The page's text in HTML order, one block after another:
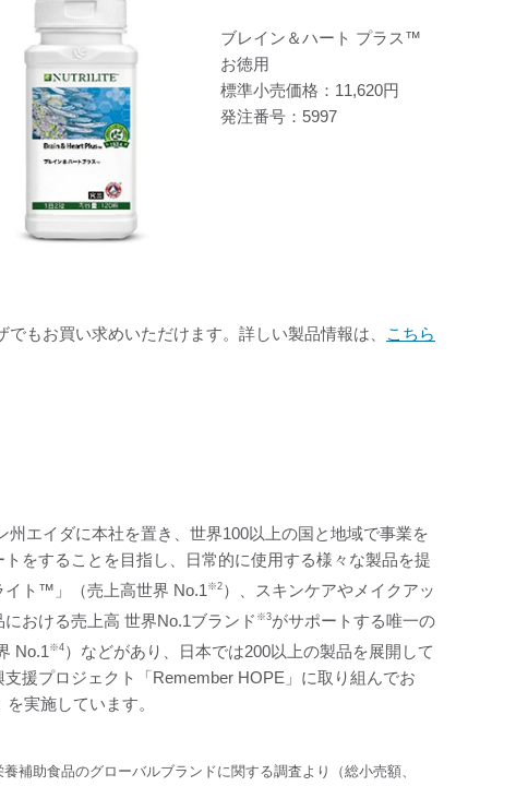
ブレイン＆ハート プラス™
お徳用
標準小売価格：11,620円
発注番号：5997
もお買い求めいただけます。詳しい製品情報は、
こちら
州エイダに本社を置き、世界100以上の国と地域で事業を
をすることを目指し、日常的に使用する様々な製品を提
イト™」（売上高世界 No.1 ※2 ）、スキンケアやメイクアッ
おける売上高 世界No.1ブランド ※3がサポートする唯一の
No.1 ※4 ）などがあり、日本では200以上の製品を展開して
援プロジェクト「Remember HOPE」に取り組んでお
実施しています。
補助食品のグローバルブランドに関する調査より（総小売額、